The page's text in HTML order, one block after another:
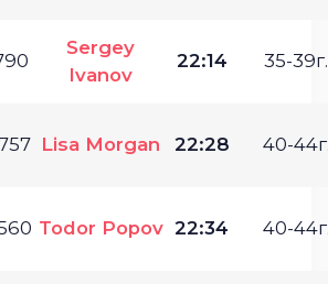
Sergey
Ivanov
22:14 35-39г.
Lisa Morgan 22:28 40-
Todor Popov 22:34 40-